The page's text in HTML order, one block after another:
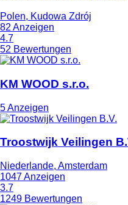
Polen, Kudowa Zdrój
82 Anzeigen
4.7
52 Bewertungen
KM WOOD s.r.o.
5 Anzeigen
Troostwijk Veilingen
Niederlande, Amsterdam
1047 Anzeigen
3.7
1249 Bewertungen